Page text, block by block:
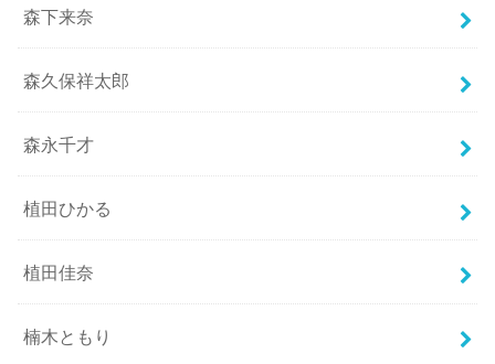
森下来奈
森久保祥太郎
森永千才
植田ひかる
植田佳奈
楠木ともり